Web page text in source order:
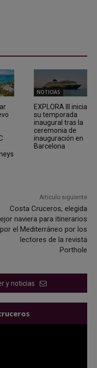
NOTICIAS
EXPLORA III inicia
su temporada
inaugural tras la
ceremonia de
inauguración en
Barcelona
Artículo siguiente
Costa Cruceros, elegida
naviera para itinerarios
por el Mediterráneo por los
lectores de la revista
Porthole
y noticias